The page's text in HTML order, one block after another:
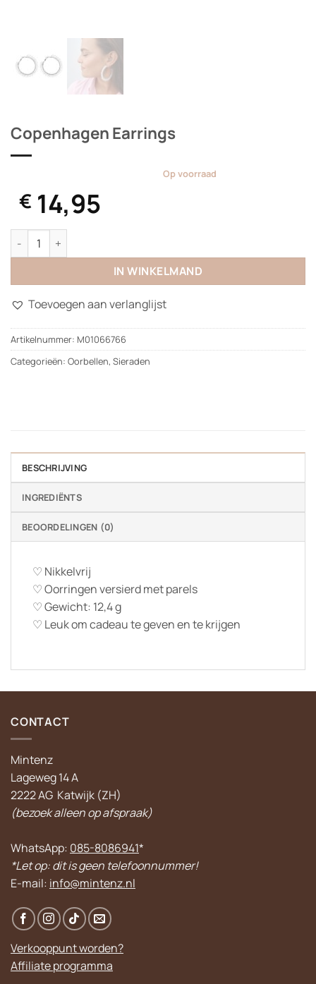
Copenhagen Earrings
€ 14,95
Op voorraad
Copenhagen Earrings aantal
IN WINKELMAND
Toevoegen aan verlanglijst
Artikelnummer: M01066766
Categorieën: Oorbellen, Sieraden
BESCHRIJVING
INGREDIËNTS
BEOORDELINGEN (0)
♡ Nikkelvrij
♡ Oorringen versierd met parels
♡ Gewicht: 12,4 g
♡ Leuk om cadeau te geven en te krijgen
CONTACT
Mintenz
Lageweg 14 A
2222 AG Katwijk (ZH)
(bezoek alleen op afspraak)
WhatsApp: 085-8086941*
*Let op: dit is geen telefoonnummer!
E-mail: info@mintenz.nl
Verkooppunt worden?
Affiliate programma